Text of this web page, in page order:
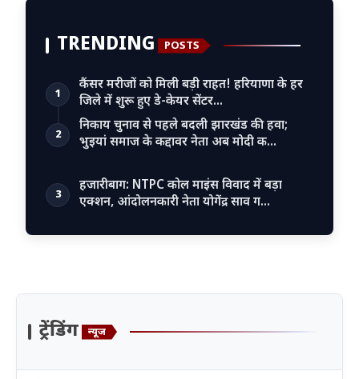
TRENDING POSTS
1
कैंसर मरीजों को मिली बड़ी राहत! हरियाणा के हर
जिले में शुरू हुए डे-केयर सेंटर…
2
निकाय चुनाव से पहले बदली झारखंड की हवा;
भुइयां समाज के कद्दावर नेता अब मोदी क…
3
हजारीबाग: NTPC कोल माइंस विवाद में बड़ा
एक्शन, आंदोलनकारी नेता योगेंद्र साव ग…
ट्रेंडिंग न्यूज